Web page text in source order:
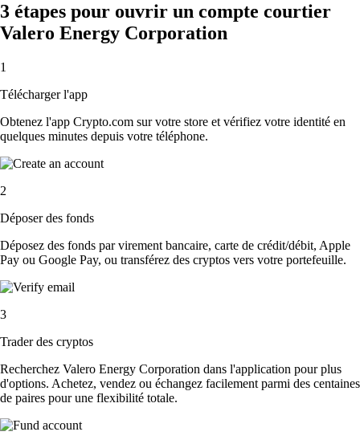
3 étapes pour ouvrir un compte courtier
Valero Energy Corporation
1
Télécharger l'app
Obtenez l'app Crypto.com sur votre store et vérifiez votre identité en
quelques minutes depuis votre téléphone.
2
Déposer des fonds
Déposez des fonds par virement bancaire, carte de crédit/débit, Apple
Pay ou Google Pay, ou transférez des cryptos vers votre portefeuille.
3
Trader des cryptos
Recherchez Valero Energy Corporation dans l'application pour plus
d'options. Achetez, vendez ou échangez facilement parmi des centaines
de paires pour une flexibilité totale.